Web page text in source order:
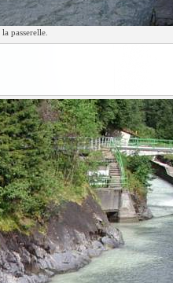
passerelle.